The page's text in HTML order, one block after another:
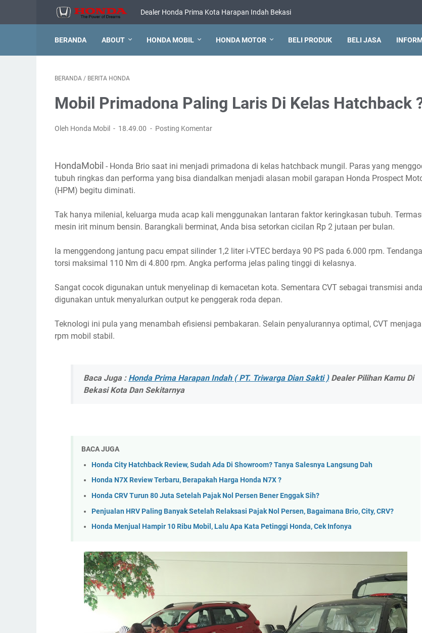
Dealer Honda Prima Kota Harapan Indah Bekasi
BERANDA ABOUT HONDA MOBIL HONDA MOTOR BELI PRODUK BELI JASA
BERANDA / BERITA HONDA
Mobil Primadona Paling Laris Di Kelas Hatchback
Oleh Honda Mobil 18.49.00 Posting Komentar
HondaMobil - Honda Brio saat ini menjadi primadona di kelas hatchback mungil. Paras yang
tubuh ringkas dan performa yang bisa diandalkan menjadi alasan mobil garapan Honda Prospect
(HPM) begitu diminati.
Tak hanya milenial, keluarga muda acap kali menggunakan lantaran faktor keringkasan tubuh.
mesin irit minum bensin. Barangkali berminat, Anda bisa setorkan cicilan Rp 2 jutaan per bulan.
Ia menggendong jantung pacu empat silinder 1,2 liter i-VTEC berdaya 90 PS pada 6.000 rpm.
torsi maksimal 110 Nm di 4.800 rpm. Angka performa jelas paling tinggi di kelasnya.
Sangat cocok digunakan untuk menyelinap di kemacetan kota. Sementara CVT sebagai transmisi
digunakan untuk menyalurkan output ke penggerak roda depan.
Teknologi ini pula yang menambah efisiensi pembakaran. Selain penyalurannya optimal, CVT menjaga
rpm mobil stabil.
Baca Juga : Honda Prima Harapan Indah ( PT. Triwarga Dian Sakti )Dealer Pilihan Kamu Di
Bekasi Kota Dan Sekitarnya
BACA JUGA
Honda City Hatchback Review, Sudah Ada Di Showroom? Tanya Salesnya Langsung Dah
Honda N7X Review Terbaru, Berapakah Harga Honda N7X ?
Honda CRV Turun 80 Juta Setelah Pajak Nol Persen Bener Enggak Sih?
Penjualan HRV Paling Banyak Setelah Relaksasi Pajak Nol Persen, Bagaimana Brio, City, CRV?
Honda Menjual Hampir 10 Ribu Mobil, Lalu Apa Kata Petinggi Honda, Cek Infonya